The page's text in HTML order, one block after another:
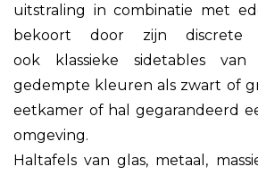
uitstraling in combinatie met
bekoort door zijn discrete
ook klassieke sidetables
gedempte kleuren als zwart of
eetkamer of hal gegarandeerd
omgeving.
Haltafels van glas, metaal,